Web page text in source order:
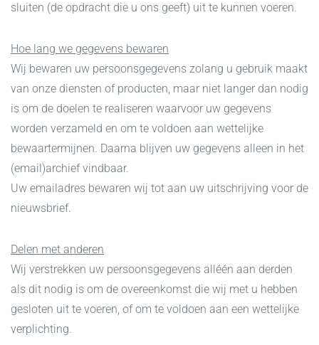
sluiten (de opdracht die u ons geeft) uit te kunnen voeren.
Hoe lang we gegevens bewaren
Wij bewaren uw persoonsgegevens zolang u gebruik maakt
van onze diensten of producten, maar niet langer dan nodig
is om de doelen te realiseren waarvoor uw gegevens
worden verzameld en om te voldoen aan wettelijke
bewaartermijnen. Daarna blijven uw gegevens alleen in het
(email)archief vindbaar.
Uw emailadres bewaren wij tot aan uw uitschrijving voor de
nieuwsbrief.
Delen met anderen
Wij verstrekken uw persoonsgegevens alléén aan derden
als dit nodig is om de overeenkomst die wij met u hebben
gesloten uit te voeren, of om te voldoen aan een wettelijke
verplichting.